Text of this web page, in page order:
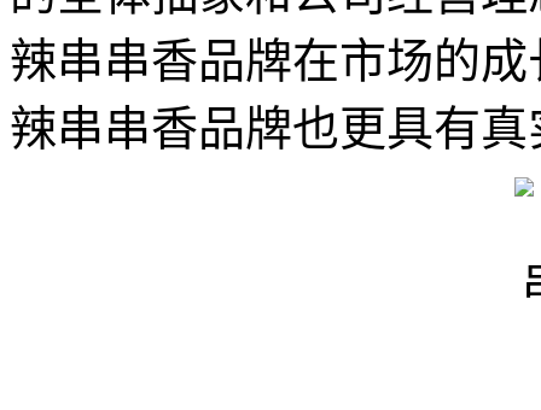
辣串串香品牌在市场的
辣串串香品牌也更具有